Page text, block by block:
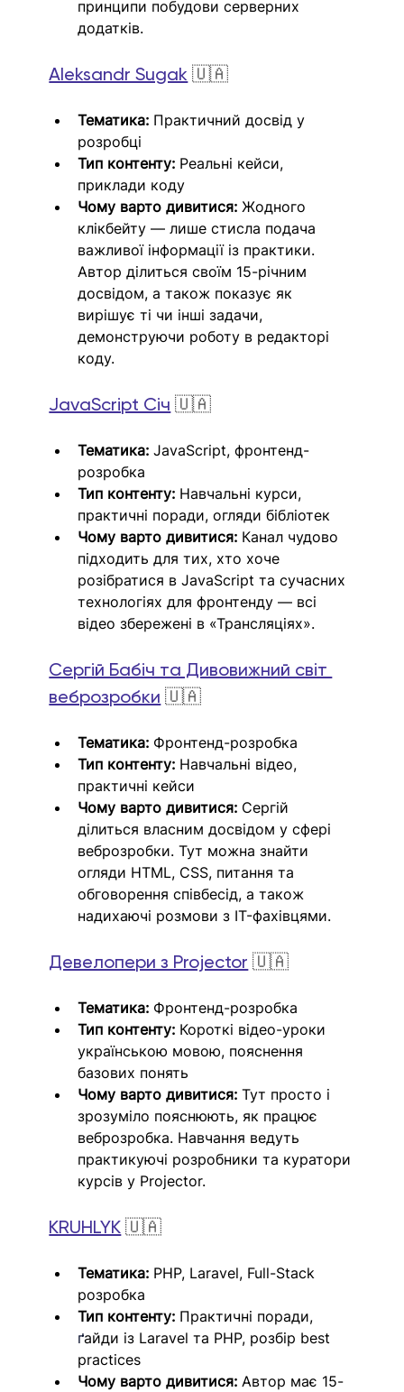
принципи побудови серверних
додатків.
Aleksandr Sugak 🇺🇦
Тематика: Практичний досвід у
розробці
Тип контенту: Реальні кейси,
приклади коду
Чому варто дивитися: Жодного
клікбейту — лише стисла подача
важливої інформації із практики.
Автор ділиться своїм 15-річним
досвідом, а також показує як
вирішує ті чи інші задачи,
демонструючи роботу в редакторі
коду.
JavaScript Січ 🇺🇦
Тематика: JavaScript, фронтенд-
розробка
Тип контенту: Навчальні курси,
практичні поради, огляди бібліотек
Чому варто дивитися: Канал чудово
підходить для тих, хто хоче
розібратися в JavaScript та сучасних
технологіях для фронтенду — всі
відео збережені в «Трансляціях».
Сергій Бабіч та Дивовижний світ
веброзробки 🇺🇦
Тематика: Фронтенд-розробка
Тип контенту: Навчальні відео,
практичні кейси
Чому варто дивитися: Сергій
ділиться власним досвідом у сфері
веброзробки. Тут можна знайти
огляди HTML, CSS, питання та
обговорення співбесід, а також
надихаючі розмови з IT-фахівцями.
Девелопери з Projector 🇺🇦
Тематика: Фронтенд-розробка
Тип контенту: Короткі відео-уроки
українською мовою, пояснення
базових понять
Чому варто дивитися: Тут просто і
зрозуміло пояснюють, як працює
веброзробка. Навчання ведуть
практикуючі розробники та куратори
курсів у Projector.
KRUHLYK 🇺🇦
Тематика: PHP, Laravel, Full-Stack
розробка
Тип контенту: Практичні поради,
ґайди із Laravel та PHP, розбір best
practices
Чому варто дивитися: Автор має 15-